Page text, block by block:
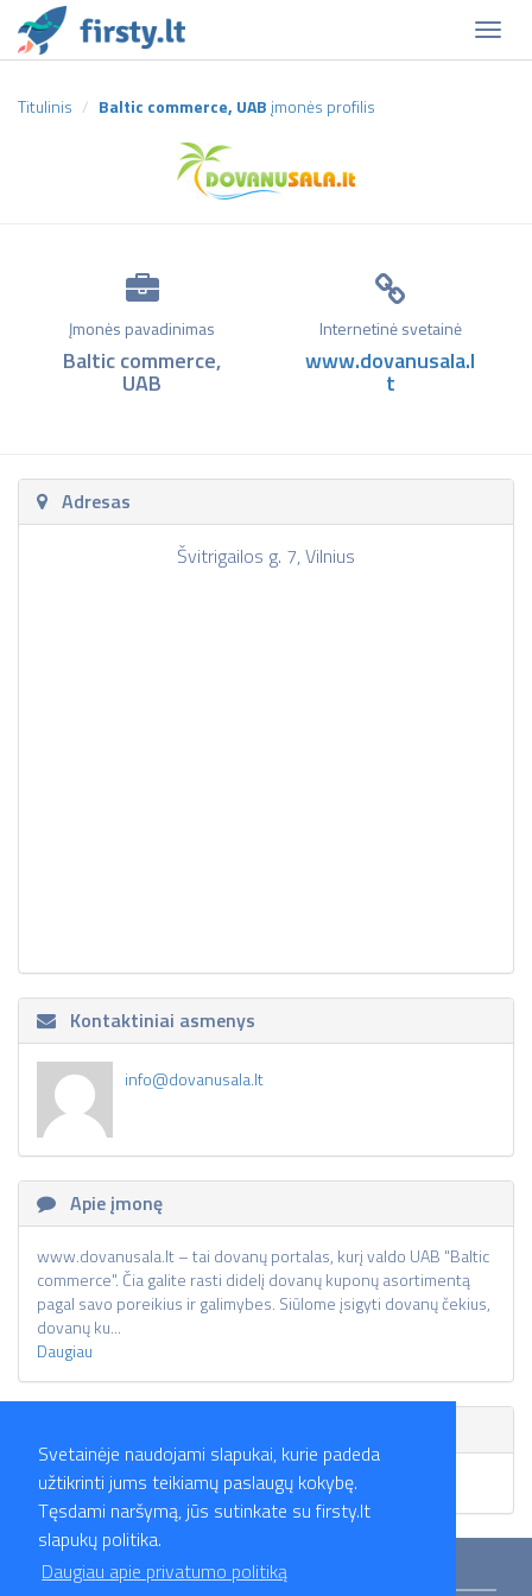
Svetainėje naudojami slapukai, kurie padeda
užtikrinti jums teikiamų paslaugų kokybę.
Tęsdami naršymą, jūs sutinkate su firsty.lt
slapukų politika.
Daugiau apie privatumo politiką
Titulinis Baltic commerce, UAB įmonės profilis
Įmonės pavadinimas
Baltic commerce,
UAB
Internetinė svetainė
www.dovanusala.l
t
Adresas
Švitrigailos g. 7, Vilnius
Kontaktiniai asmenys
info@dovanusala.lt
Apie įmonę
www.dovanusala.lt – tai dovanų portalas, kurį valdo UAB "Baltic
commerce". Čia galite rasti didelį dovanų kuponų asortimentą
pagal savo poreikius ir galimybes. Siūlome įsigyti dovanų čekius,
dovanų ku...
Daugiau
Skelbimų nėra.
Mokymai Straipsniai Darbo skelbimai